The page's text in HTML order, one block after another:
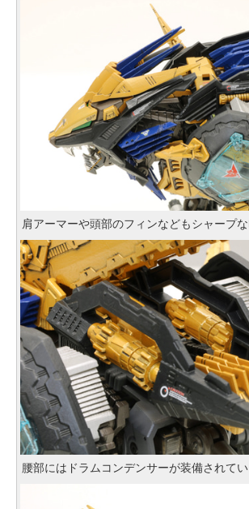
肩アーマーや頭部のフィンなどもシャープ
腰部にはドラムコンデンサーが装備されてい